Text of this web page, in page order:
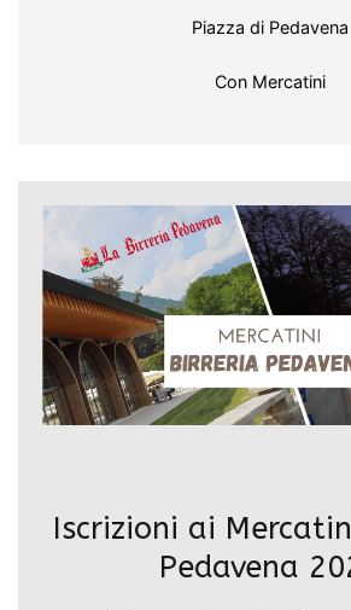
Piazza di Pedavena
Con Mercatini
Iscrizioni ai
Pedavena